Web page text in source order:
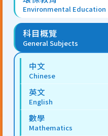
Environmental Education
科目概覽
General Subjects
中文
Chinese
英文
English
數學
Mathematics